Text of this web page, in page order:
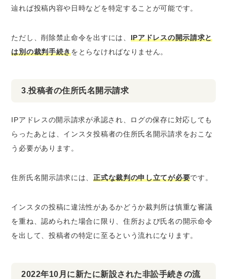
辿れば投稿内容や日時などを特定することが可能です。
ただし、削除禁止命令を出すには、 IPアドレスの開示請求と
は別の裁判手続きをとらなければなりません。
3.投稿者の住所氏名開示請求
IPアドレスの開示請求が承認され、ログの保存に対応しても
らったあとは、インスタ投稿者の住所氏名開示請求をおこな
う必要があります。
住所氏名開示請求には、正式な裁判の申し立てが必要です。
インスタの投稿に違法性があるかどうか裁判所は慎重な審議
を重ね、認められた場合に限り、 住所および氏名の開示命令
を出して、投稿者の特定に至るという流れになります。
2022年10月に新たに新設された非訟手続きの流